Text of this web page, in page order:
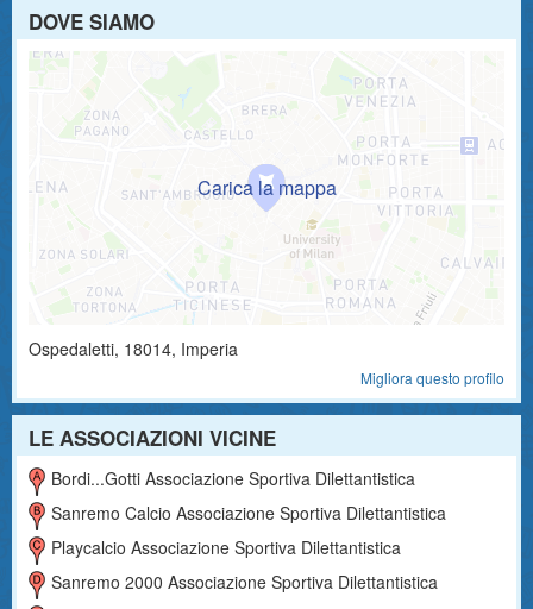
DOVE SIAMO
Ospedaletti, 18014, Imperia
Migliora questo profilo
LE ASSOCIAZIONI VICINE
Bordi...gotti Associazione Sportiva Dilettantistica
Sanremo Calcio Associazione Sportiva Dilettantistica
Playcalcio Associazione Sportiva Dilettantistica
Sanremo 2000 Associazione Sportiva Dilettantistica